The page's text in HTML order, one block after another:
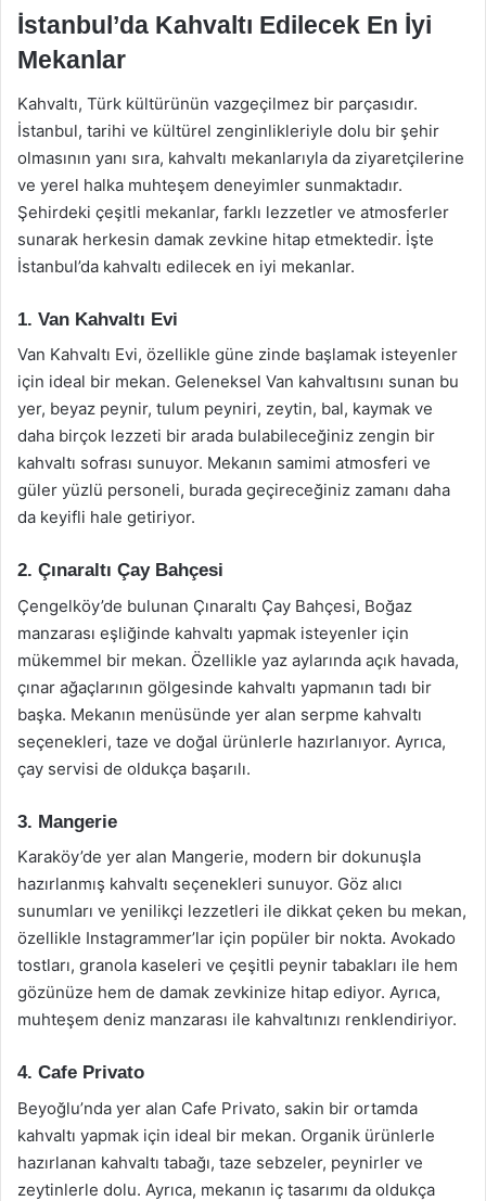
İstanbul’da Kahvaltı Edilecek En İyi
Mekanlar
Kahvaltı, Türk kültürünün vazgeçilmez bir parçasıdır.
İstanbul, tarihi ve kültürel zenginlikleriyle dolu bir şehir
olmasının yanı sıra, kahvaltı mekanlarıyla da ziyaretçilerine
ve yerel halka muhteşem deneyimler sunmaktadır.
Şehirdeki çeşitli mekanlar, farklı lezzetler ve atmosferler
sunarak herkesin damak zevkine hitap etmektedir. İşte
İstanbul’da kahvaltı edilecek en iyi mekanlar.
1. Van Kahvaltı Evi
Van Kahvaltı Evi, özellikle güne zinde başlamak isteyenler
için ideal bir mekan. Geleneksel Van kahvaltısını sunan bu
yer, beyaz peynir, tulum peyniri, zeytin, bal, kaymak ve
daha birçok lezzeti bir arada bulabileceğiniz zengin bir
kahvaltı sofrası sunuyor. Mekanın samimi atmosferi ve
güler yüzlü personeli, burada geçireceğiniz zamanı daha
da keyifli hale getiriyor.
2. Çınaraltı Çay Bahçesi
Çengelköy’de bulunan Çınaraltı Çay Bahçesi, Boğaz
manzarası eşliğinde kahvaltı yapmak isteyenler için
mükemmel bir mekan. Özellikle yaz aylarında açık havada,
çınar ağaçlarının gölgesinde kahvaltı yapmanın tadı bir
başka. Mekanın menüsünde yer alan serpme kahvaltı
seçenekleri, taze ve doğal ürünlerle hazırlanıyor. Ayrıca,
çay servisi de oldukça başarılı.
3. Mangerie
Karaköy’de yer alan Mangerie, modern bir dokunuşla
hazırlanmış kahvaltı seçenekleri sunuyor. Göz alıcı
sunumları ve yenilikçi lezzetleri ile dikkat çeken bu mekan,
özellikle Instagrammer’lar için popüler bir nokta. Avokado
tostları, granola kaseleri ve çeşitli peynir tabakları ile hem
gözünüze hem de damak zevkinize hitap ediyor. Ayrıca,
muhteşem deniz manzarası ile kahvaltınızı renklendiriyor.
4. Cafe Privato
Beyoğlu’nda yer alan Cafe Privato, sakin bir ortamda
kahvaltı yapmak için ideal bir mekan. Organik ürünlerle
hazırlanan kahvaltı tabağı, taze sebzeler, peynirler ve
zeytinlerle dolu. Ayrıca, mekanın iç tasarımı da oldukça